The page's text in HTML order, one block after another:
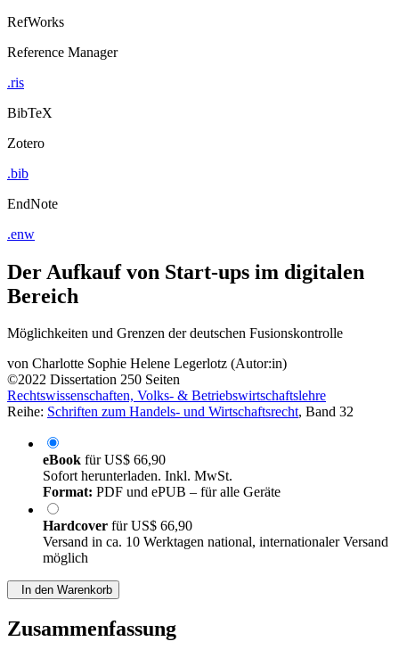
RefWorks
Reference Manager
.ris
BibTeX
Zotero
.bib
EndNote
.enw
Der Aufkauf von Start-ups im digitalen
Bereich
Möglichkeiten und Grenzen der deutschen Fusionskontrolle
von Charlotte Sophie Helene Legerlotz (Autor:in)
©2022 Dissertation 250 Seiten
Rechtswissenschaften, Volks- & Betriebswirtschaftslehre
Reihe: Schriften zum Handels- und Wirtschaftsrecht, Band 32
eBook fürUS$ 66,90
Sofort herunterladen. Inkl. MwSt.
Format: PDF und ePUB – für alle Geräte
Hardcover fürUS$ 66,90
Versand in ca. 10 Werktagen national, internationaler Versand
möglich
In den Warenkorb
Zusammenfassung